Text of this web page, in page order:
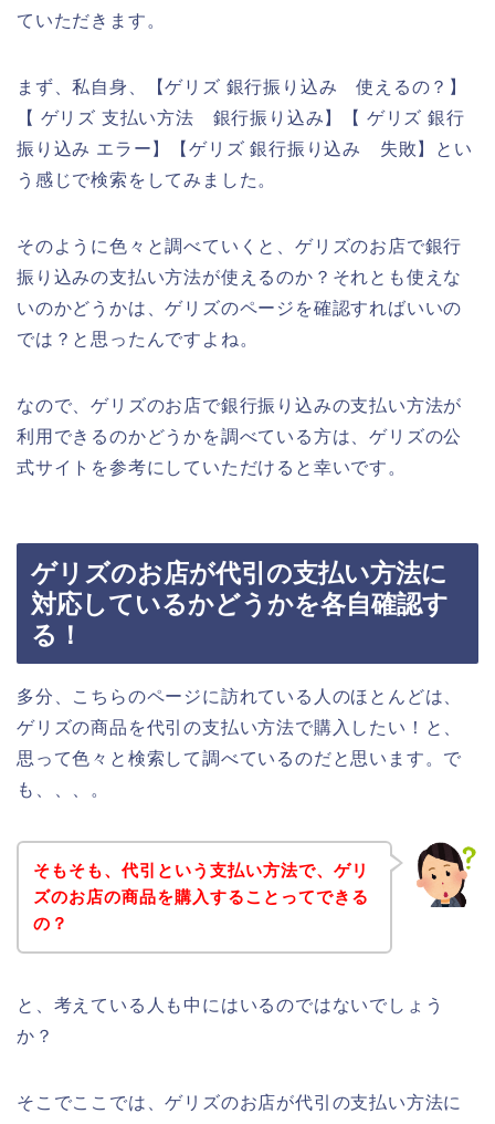
ていただきます。
まず、私自身、【ゲリズ 銀行振り込み 使えるの？】
【 ゲリズ 支払い方法 銀行振り込み】【 ゲリズ 銀行
振り込み エラー】【ゲリズ 銀行振り込み 失敗】とい
う感じで検索をしてみました。
そのように色々と調べていくと、ゲリズのお店で銀行
振り込みの支払い方法が使えるのか？それとも使えな
いのかどうかは、ゲリズのページを確認すればいいの
では？と思ったんですよね。
なので、ゲリズのお店で銀行振り込みの支払い方法が
利用できるのかどうかを調べている方は、ゲリズの公
式サイトを参考にしていただけると幸いです。
ゲリズのお店が代引の支払い方法に
対応しているかどうかを各自確認す
る！
多分、こちらのページに訪れている人のほとんどは、
ゲリズの商品を代引の支払い方法で購入したい！と、
思って色々と検索して調べているのだと思います。で
も、、、。
そもそも、代引という支払い方法で、ゲリ
ズのお店の商品を購入することってできる
の？
と、考えている人も中にはいるのではないでしょう
か？
そこでここでは、ゲリズのお店が代引の支払い方法に